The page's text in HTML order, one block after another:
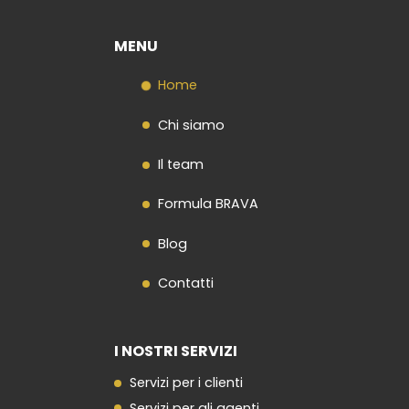
MENU
Home
Chi siamo
Il team
Formula BRAVA
Blog
Contatti
I NOSTRI SERVIZI
Servizi per i clienti